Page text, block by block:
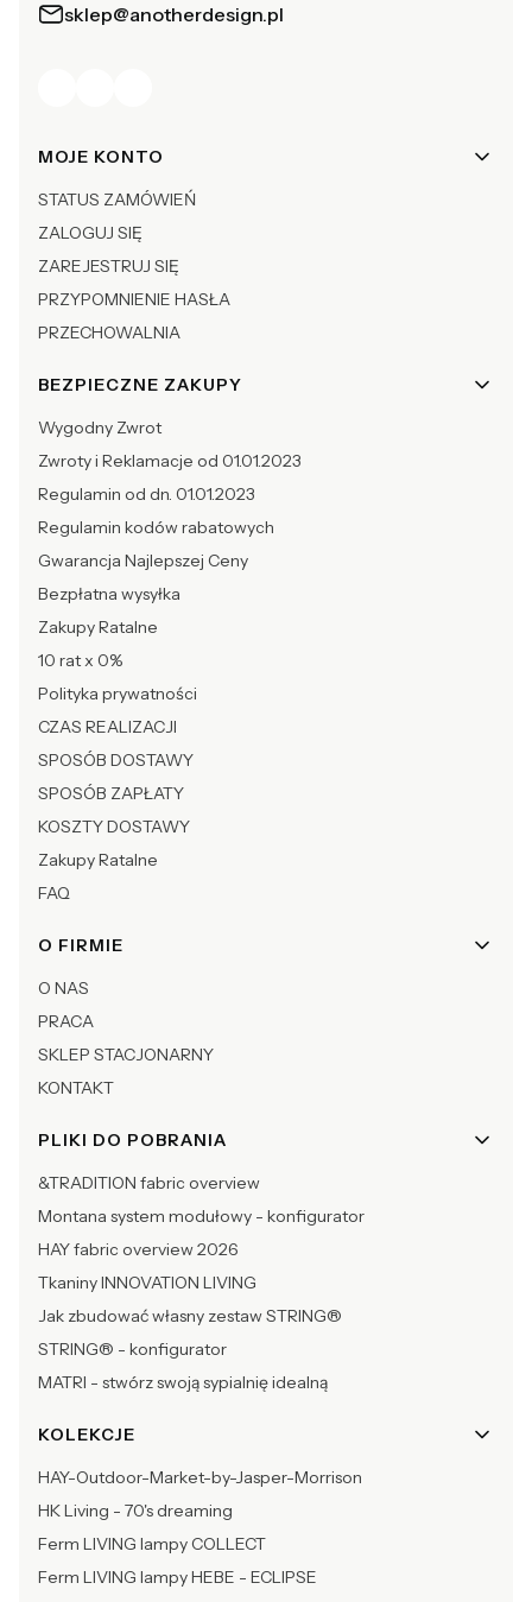
sklep@anotherdesign.pl
Linki w stopce
MOJE KONTO
STATUS ZAMÓWIEŃ
ZALOGUJ SIĘ
ZAREJESTRUJ SIĘ
PRZYPOMNIENIE HASŁA
PRZECHOWALNIA
BEZPIECZNE ZAKUPY
Wygodny Zwrot
Zwroty i Reklamacje od 01.01.2023
Regulamin od dn. 01.01.2023
Regulamin kodów rabatowych
Gwarancja Najlepszej Ceny
Bezpłatna wysyłka
Zakupy Ratalne
10 rat x 0%
Polityka prywatności
CZAS REALIZACJI
SPOSÓB DOSTAWY
SPOSÓB ZAPŁATY
KOSZTY DOSTAWY
Zakupy Ratalne
FAQ
O FIRMIE
O NAS
PRACA
SKLEP STACJONARNY
KONTAKT
PLIKI DO POBRANIA
&TRADITION fabric overview
Montana system modułowy - konfigurator
HAY fabric overview 2026
Tkaniny INNOVATION LIVING
Jak zbudować własny zestaw STRING®
STRING® - konfigurator
MATRI - stwórz swoją sypialnię idealną
KOLEKCJE
HAY-Outdoor-Market-by-Jasper-Morrison
HK Living - 70's dreaming
Ferm LIVING lampy COLLECT
Ferm LIVING lampy HEBE - ECLIPSE